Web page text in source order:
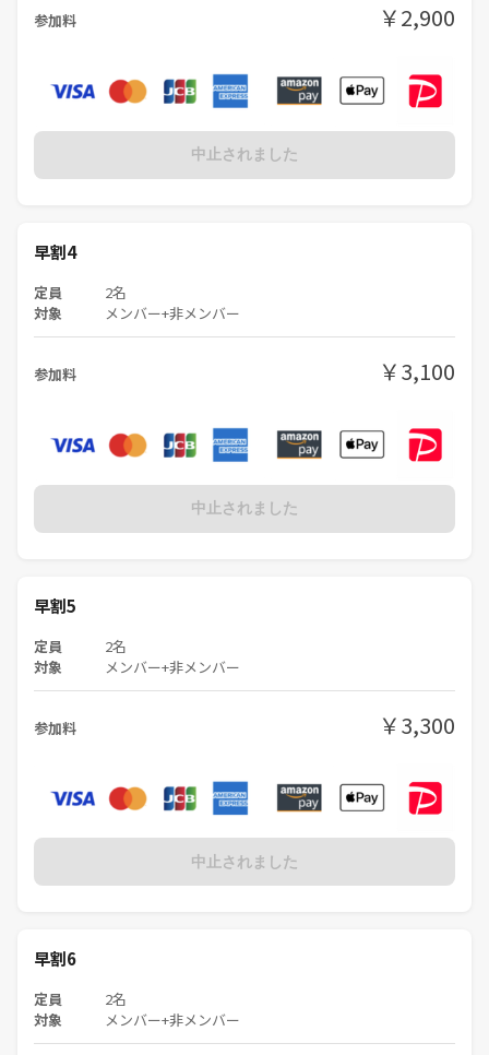
参加料 ￥2,900
中止されました
早割4
定員 2名
対象 メンバー+非メンバー
参加料 ￥3,100
中止されました
早割5
定員 2名
対象
メンバー+非メンバー
参加料 ￥3,300
中止されました
早割6
定員 2名
対象 メンバー+非メンバー